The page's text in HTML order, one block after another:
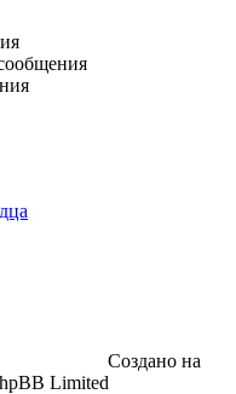
Создано на
Limited